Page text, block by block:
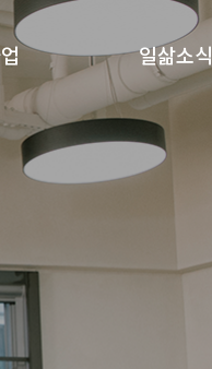
일삶소식